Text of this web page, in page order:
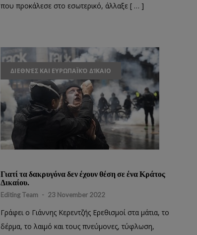
που προκάλεσε στο εσωτερικό, άλλαξε [ … ]
ΔΙΕΘΝΈΣ ΚΑΙ ΕΥΡΩΠΑΪΚΌ ΔΊΚΑΙΟ
Γιατί τα δακρυγόνα δεν έχουν θέση σε ένα Κράτος
Δικαίου.
Editing Team - 23 November 2022
Γράφει ο Γιάννης Κερεντζής Ερεθισμοί στα μάτια, το
δέρμα, το λαιμό και τους πνεύμονες, τύφλωση,